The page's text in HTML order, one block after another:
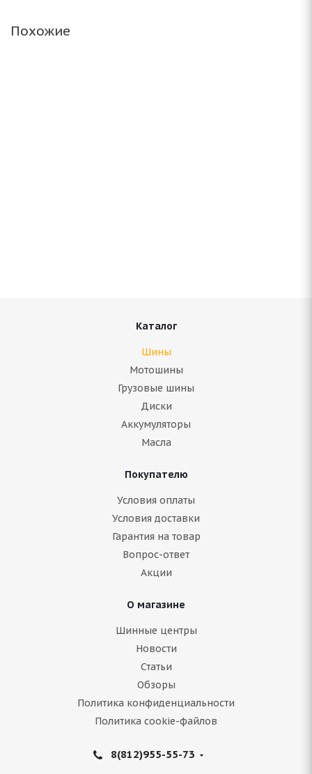
Похожие
ARIVO Carlorful A/S 205/65 R15 94V
Каталог
Шины
Мотошины
Грузовые шины
Диски
Аккумуляторы
Масла
Покупателю
Условия оплаты
Условия доставки
Гарантия на товар
Вопрос-ответ
Акции
О магазине
Шинные центры
Новости
Статьи
Обзоры
Политика конфиденциальности
Политика cookie-файлов
8(812)955-55-73